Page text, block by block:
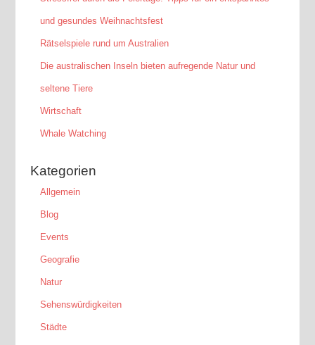
und gesundes Weihnachtsfest
Rätselspiele rund um Australien
Die australischen Inseln bieten aufregende Natur und
seltene Tiere
Wirtschaft
Whale Watching
Kategorien
Allgemein
Blog
Events
Geografie
Natur
Sehenswürdigkeiten
Städte